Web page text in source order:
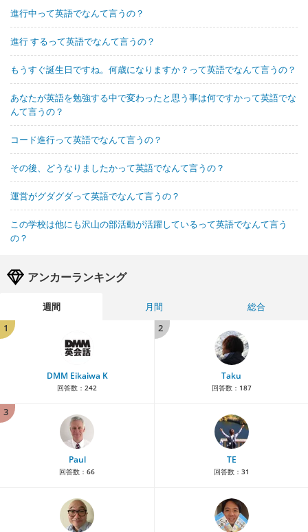
進行中って英語でなんて言うの？
進行 するって英語でなんて言うの？
もうすぐ誕生日ですね。何歳になりますか？って英語でなんて言うの？
あなたが英語を勉強する中で変わったと思う事は何ですかって英語でな
んて言うの？
コード進行って英語でなんて言うの？
その後、どうなりましたかって英語でなんて言うの？
運営がグダグダって英語でなんて言うの？
この学校は他にも沢山の部活動が活躍しているって英語でなんて言う
の？
アンカーランキング
週間 月間
総合
1
DMM Eikaiwa K
回答数： 242
2
Taku
回答数： 187
3
Paul
回答数： 66
TE
回答数： 31